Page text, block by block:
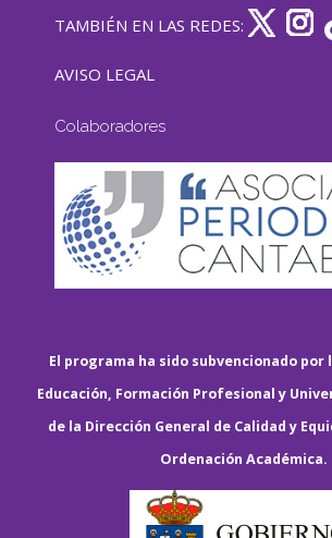
TAMBIÉN EN LAS REDES:
AVISO LEGAL
Colaboradores
El programa ha sido subvencionado por
Educación, Formación Profesional y
de la Dirección General de Calidad y
Ordenación Académica.